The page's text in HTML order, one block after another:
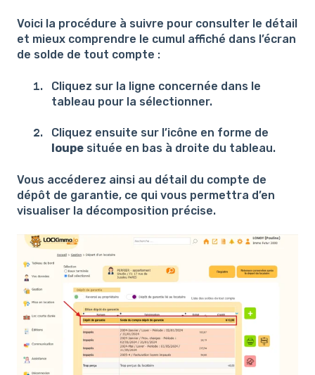
Voici la procédure à suivre pour consulter le détail
et mieux comprendre le cumul affiché dans l’écran
de solde de tout compte :
Cliquez sur la ligne concernée dans le
tableau pour la sélectionner.
Cliquez ensuite sur l’icône en forme de
loupe située en bas à droite du tableau.
Vous accéderez ainsi au détail du compte de
dépôt de garantie, ce qui vous permettra d’en
visualiser la décomposition précise.